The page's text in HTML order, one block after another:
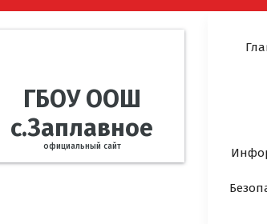
ГБОУ ООШ
с.Заплавное
официальный сайт